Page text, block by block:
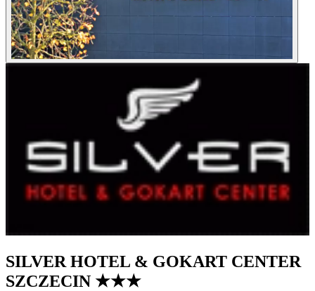
SILVER HOTEL & GOKART CENTER
SZCZECIN ★★★